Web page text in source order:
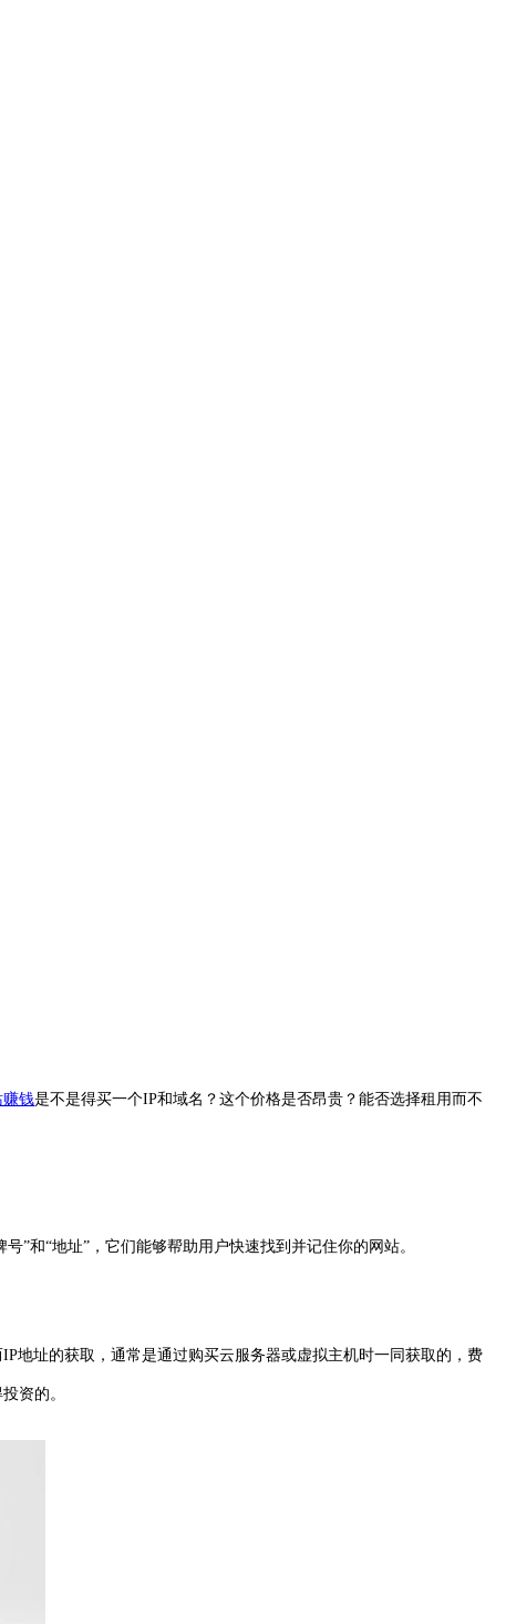
赚钱是不是得买一个IP和域名？这个价格是否昂贵？能否选择租用而不
”和“地址”，它们能够帮助用户快速找到并记住你的网站。
地址的获取，通常是通过购买云服务器或虚拟主机时一同获取的，费
资的。